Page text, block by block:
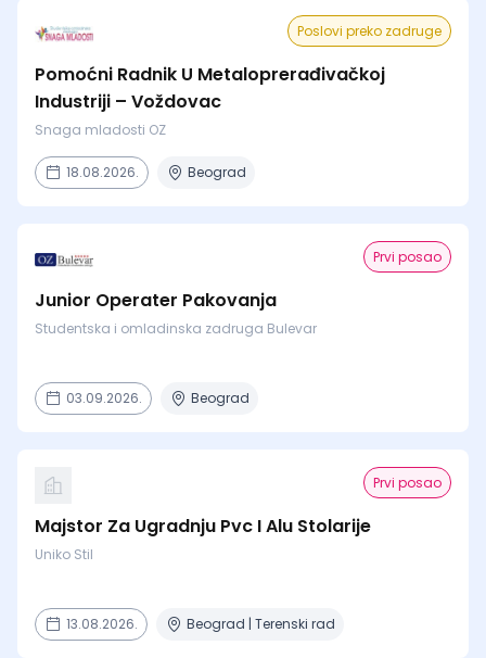
Poslovi preko zadruge
Pomoćni Radnik U Metaloprerađivačkoj
Industriji – Voždovac
Snaga mladosti OZ
18.08.2026. Beograd
Prvi posao
Junior Operater Pakovanja
Studentska i omladinska zadruga Bulevar
03.09.2026. Beograd
Prvi posao
Majstor Za Ugradnju Pvc I Alu Stolarije
Uniko Stil
13.08.2026. Beograd | Terenski rad